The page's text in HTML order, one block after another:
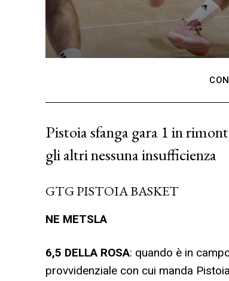
Pistoia sfanga gara 1 in
gli altri nessuna insufficienza
GTG PISTOIA BASKET
NE METSLA
6,5 DELLA ROSA: quando è in
provvidenziale con cui manda